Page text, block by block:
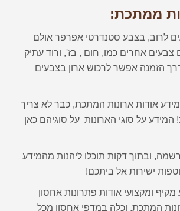
ממתכת:
לרוב, בצבע סטנדרטי אפרפר אולם
אחרים כמו, חום , בז', ורוד עתיק
דרך הזמנה אפשר לרכוש ארון בצבעים
אודות ארונות המתכת, כבר לא צריך
המידע על סוגי הארונות על סוגיהם כאן
ובתוך דקות תוכלו ליהנות מהמידע
ישירות אל ביתכם!
ומקצועי אודות פתרונות אחסון
המתכת, וכלה במדפי אחסון מכל